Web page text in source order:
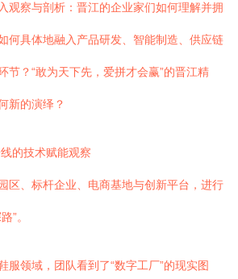
观察与剖析：晋江的企业家们如何理解并拥
何具体地融入产品研发、智能制造、供应链
节？“敢为天下先，爱拼才会赢”的晋江精
新的演绎？
的技术赋能观察
区、标杆企业、电商基地与创新平台，进行
”。
服领域，团队看到了“数字工厂”的现实图